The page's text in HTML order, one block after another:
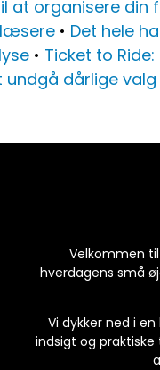
at organisere din
• Det hele
• Ticket to
undgå dårlige valg
Velkommen
hverdagens små
Vi dykker ned i
indsigt og